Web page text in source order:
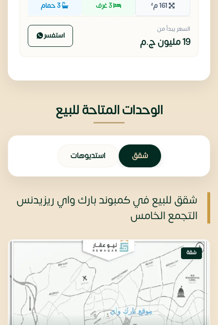
161 م² 3 غرف 3 حمام
السعر يبدأ من
19 مليون ج.م استفسر
الوحدات المتاحة للبيع
شقق استديوهات
شقق للبيع في كمبوند بارك واي ريزيدنس
التجمع الخامس
شقة